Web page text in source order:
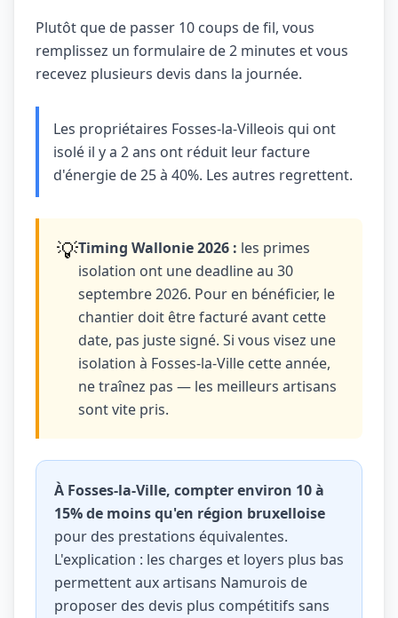
Plutôt que de passer 10 coups de fil, vous
remplissez un formulaire de 2 minutes et vous
recevez plusieurs devis dans la journée.
Les propriétaires Fosses-la-Villeois qui ont
isolé il y a 2 ans ont réduit leur facture
d'énergie de 25 à 40%. Les autres regrettent.
💡Timing Wallonie 2026 : les primes
isolation ont une deadline au 30
septembre 2026. Pour en bénéficier, le
chantier doit être facturé avant cette
date, pas juste signé. Si vous visez une
isolation à Fosses-la-Ville cette année,
ne traînez pas — les meilleurs artisans
sont vite pris.
À Fosses-la-Ville, compter environ 10 à
15% de moins qu'en région bruxelloise
pour des prestations équivalentes.
L'explication : les charges et loyers plus bas
permettent aux artisans Namurois de
proposer des devis plus compétitifs sans